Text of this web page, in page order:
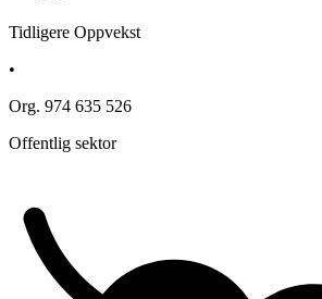
Tidligere Oppvekst
•
Org. 974 635 526
Offentlig sektor